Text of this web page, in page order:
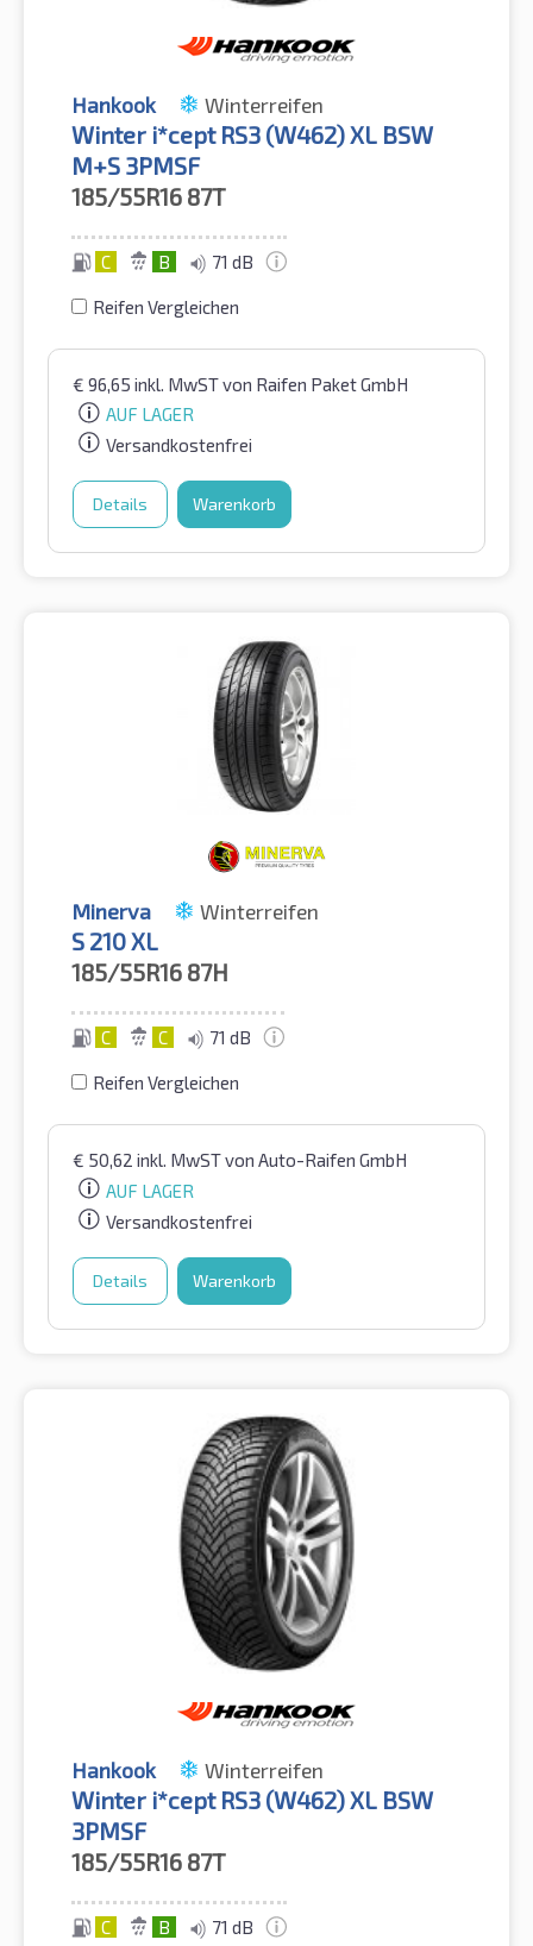
Hankook Winterreifen
Winter i*cept RS3 (W462) XL BSW
M+S 3PMSF
185/55R16 87T
C B 71 dB
Reifen Vergleichen
€ 96,65 inkl. MwSTvon Raifen Paket GmbH
AUF LAGER
Versandkostenfrei
Details Warenkorb
Minerva Winterreifen
S 210 XL
185/55R16 87H
C C 71 dB
Reifen Vergleichen
€ 50,62 inkl. MwSTvon Auto-Raifen GmbH
AUF LAGER
Versandkostenfrei
Details Warenkorb
Hankook Winterreifen
Winter i*cept RS3 (W462) XL BSW
3PMSF
185/55R16 87T
C B 71 dB